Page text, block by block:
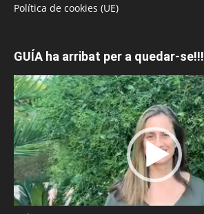
Política de cookies (UE)
GUÍA ha arribat per a quedar-se!!!
Reproductor
de
vídeo